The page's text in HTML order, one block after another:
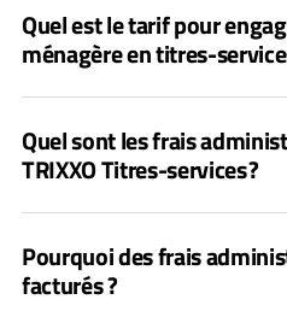
Quel est le tarif pour
ménagère en titres-
Quel sont les frais
TRIXXO Titres-services ?
Pourquoi des frais
facturés ?